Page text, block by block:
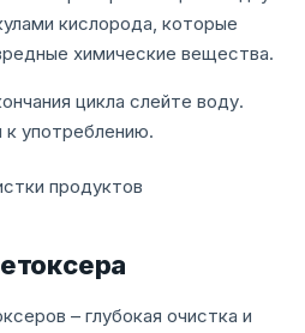
кислорода, которые
химические вещества.
цикла слейте воду.
употреблению.
– глубокая очистка и